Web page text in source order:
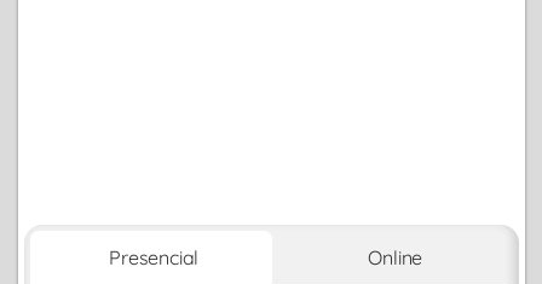
Presencial Online